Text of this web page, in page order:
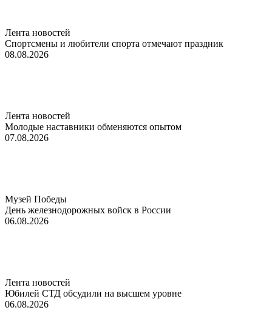
Лента новостей
Спортсмены и любители спорта отмечают праздник
08.08.2026
Лента новостей
Молодые наставники обменяются опытом
07.08.2026
Музей Победы
День железнодорожных войск в России
06.08.2026
Лента новостей
Юбилей СТД обсудили на высшем уровне
06.08.2026